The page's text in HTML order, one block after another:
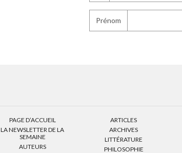
Prénom
PAGE D’ACCUEIL
LA NEWSLETTER DE LA
SEMAINE
AUTEURS
ARTICLES
ARCHIVES
LITTÉRATURE
PHILOSOPHIE